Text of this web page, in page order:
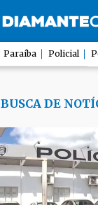
Paraíba Policial
BUSCA DE